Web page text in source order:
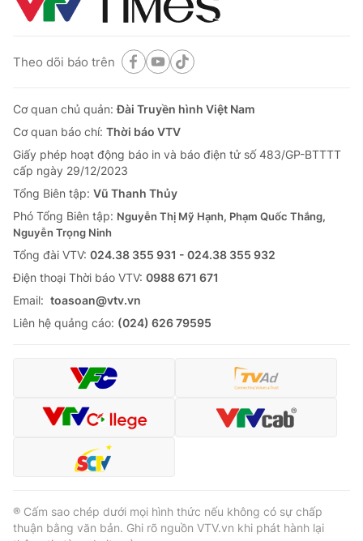
Hậu trường
Giải sao mai
Điện ảnh
Âm nhạc
Du lịch
Làm đẹp
Chất lượng cuộc sống
Tuyển sinh
Học trực tuyến
Công nghệ
Hitech Công nghệ tương lai
Sản phẩm
Thị trường
Tư vấn
Giao lưu trực tuyến
Lịch phát sóng
Chuyên mục khác
Emagazine Podcast
Video Shorts video
VTV Money
VTV Sức khoẻ Bất động sản
Theo dõi báo trên
Cơ quan chủ quản:Đài Truyền hình Việt Nam
Cơ quan báo chí: Thời báo VTV
Giấy phép hoạt động báo in và báo điện tử số 483/GP-BTTTT
cấp ngày 29/12/2023
Tổng Biên tập: Vũ Thanh Thủy
Phó Tổng Biên tập: Nguyễn Thị Mỹ Hạnh, Phạm Quốc Thắng,
Nguyễn Trọng Ninh
Tổng đài VTV: 024.38 355 931 - 024.38 355 932
Ðiện thoại Thời báo VTV: 0988 671 671
Email: toasoan@vtv.vn
Liên hệ quảng cáo: (024) 626 79595
® Cấm sao chép dưới mọi hình thức nếu không có sự chấp
thuận bằng văn bản. Ghi rõ nguồn VTV.vn khi phát hành lại